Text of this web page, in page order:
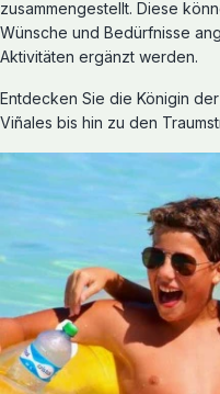
zusammengestellt. Diese
Wünsche und Bedürfnisse
Aktivitäten ergänzt werden.
Entdecken Sie die Königin
Viñales bis hin zu den